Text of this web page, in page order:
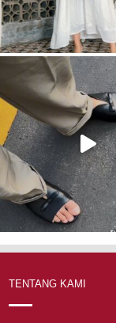
TENTANG KAMI